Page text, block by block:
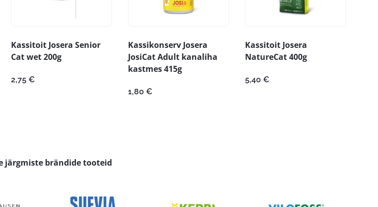
Kassitoit Josera Senior
Cat wet 200g
2,75 €
Kassikonserv Josera
JosiCat Adult kanaliha
kastmes 415g
1,80 €
Kassitoit Josera
NatureCat 400g
5,40 €
järgmiste brändide tooteid